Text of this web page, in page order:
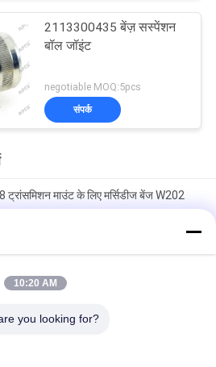
2113300435 बेंज़ सस्पेंशन
बॉल जॉइंट
negotiable MOQ:5pcs
संपर्क
माउंट के लिए मर्सिडीज बेंज W202
A205240300 इंजन माउंट मर्सिडीज बेंज
4472410413 मर्सिडीज बेंज विटो
10:20 AM
you looking for?